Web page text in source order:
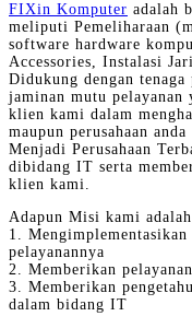
FIXin Komputer adalah
meliputi Pemeliharaan
software hardware
Accessories, Instalasi
Didukung dengan tenaga
jaminan mutu pelayanan
klien kami dalam
maupun perusahaan
Menjadi Perusahaan
dibidang IT serta
klien kami.
Adapun Misi kami
1.
pelayanannya
2. Memberikan
3. Memberikan
dalam bidang IT